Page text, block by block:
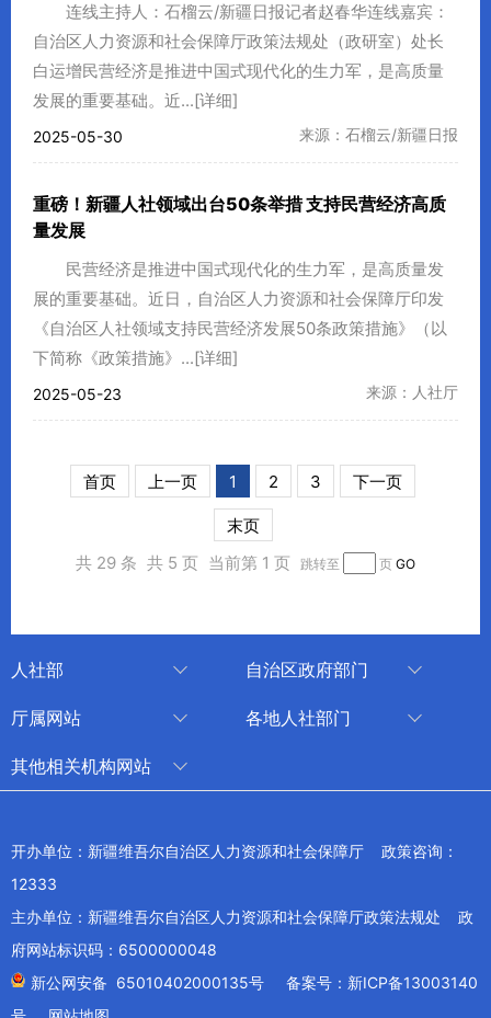
连线主持人：石榴云/新疆日报记者赵春华连线嘉宾：
自治区人力资源和社会保障厅政策法规处（政研室）处长
白运增民营经济是推进中国式现代化的生力军，是高质量
发展的重要基础。近...[详细]
2025-05-30 来源：石榴云/新疆日报
重磅！新疆人社领域出台50条举措 支持民营经济高质
量发展
民营经济是推进中国式现代化的生力军，是高质量发
展的重要基础。近日，自治区人力资源和社会保障厅印发
《自治区人社领域支持民营经济发展50条政策措施》（以
下简称《政策措施》...[详细]
2025-05-23 来源：人社厅
首页 上一页 1 2 3 下一页
末页
共 29 条 共 5 页 当前第 1 页 跳转至 页 GO
人社部
技能人才评价工作网
自治区政府部门
审计厅
退役军人事务厅
商务厅
厅属网站
中国新疆人才网
各地人社部门
克孜勒苏柯尔克孜自治州
其他相关机构网站
新疆新闻网
新疆电视台
开办单位：新疆维吾尔自治区人力资源和社会保障厅 政策咨询：
12333
主办单位：新疆维吾尔自治区人力资源和社会保障厅政策法规处 政
府网站标识码：6500000048
新公网安备 65010402000135号
备案号：新ICP备13003140